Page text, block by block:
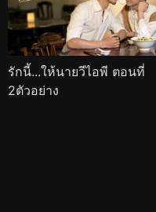
รักนี้...ให้นายวีไอพี ตอนที่
2ตัวอย่าง